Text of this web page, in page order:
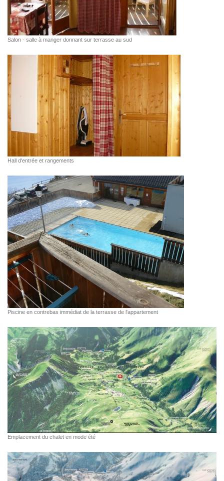
Salon - salle à manger donnant sur terrasse au sud
Hall d'entrée et rangements
Piscine en contrebas immédiat de la terrasse de l'appartement
Emplacement du chalet en mode été